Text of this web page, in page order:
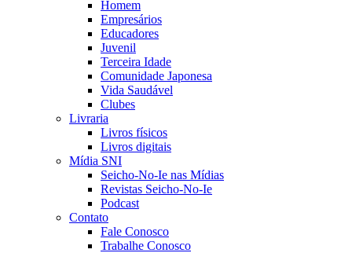
Homem
Empresários
Educadores
Juvenil
Terceira Idade
Comunidade Japonesa
Vida Saudável
Clubes
Livraria
Livros físicos
Livros digitais
Mídia SNI
Seicho-No-Ie nas Mídias
Revistas Seicho-No-Ie
Podcast
Contato
Fale Conosco
Trabalhe Conosco